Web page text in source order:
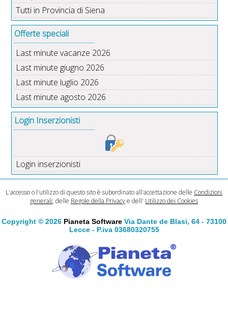
Tutti in Provincia di Siena
Offerte speciali
Last minute vacanze 2026
Last minute giugno 2026
Last minute luglio 2026
Last minute agosto 2026
Login Inserzionisti
Login inserzionisti
L'accesso o l'utilizzo di questo sito è subordinato all'accettazione delle Condizioni
generali, delle Regole della Privacye dell' Utilizzo dei Cookies
Copyright © 2026 Pianeta Software Via Dante de Blasi, 64 - 73100
Lecce - P.iva 03680320755